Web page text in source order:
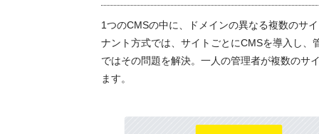
1つのCMSの中に、ドメインの異なる複数のサ
ナント方式では、サイトごとにCMSを導入し
ではその問題を解決。一人の管理者が複数のサ
ます。